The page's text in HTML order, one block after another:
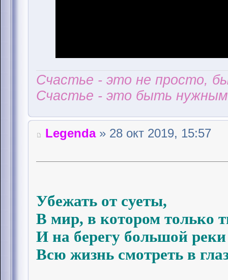
Счастье - это не просто,
Счастье - это быть
Legenda» 28 окт 2019, 15:57
Убежать от суеты,
В мир, в котором только
И на берегу большой реки
Всю жизнь смотреть в